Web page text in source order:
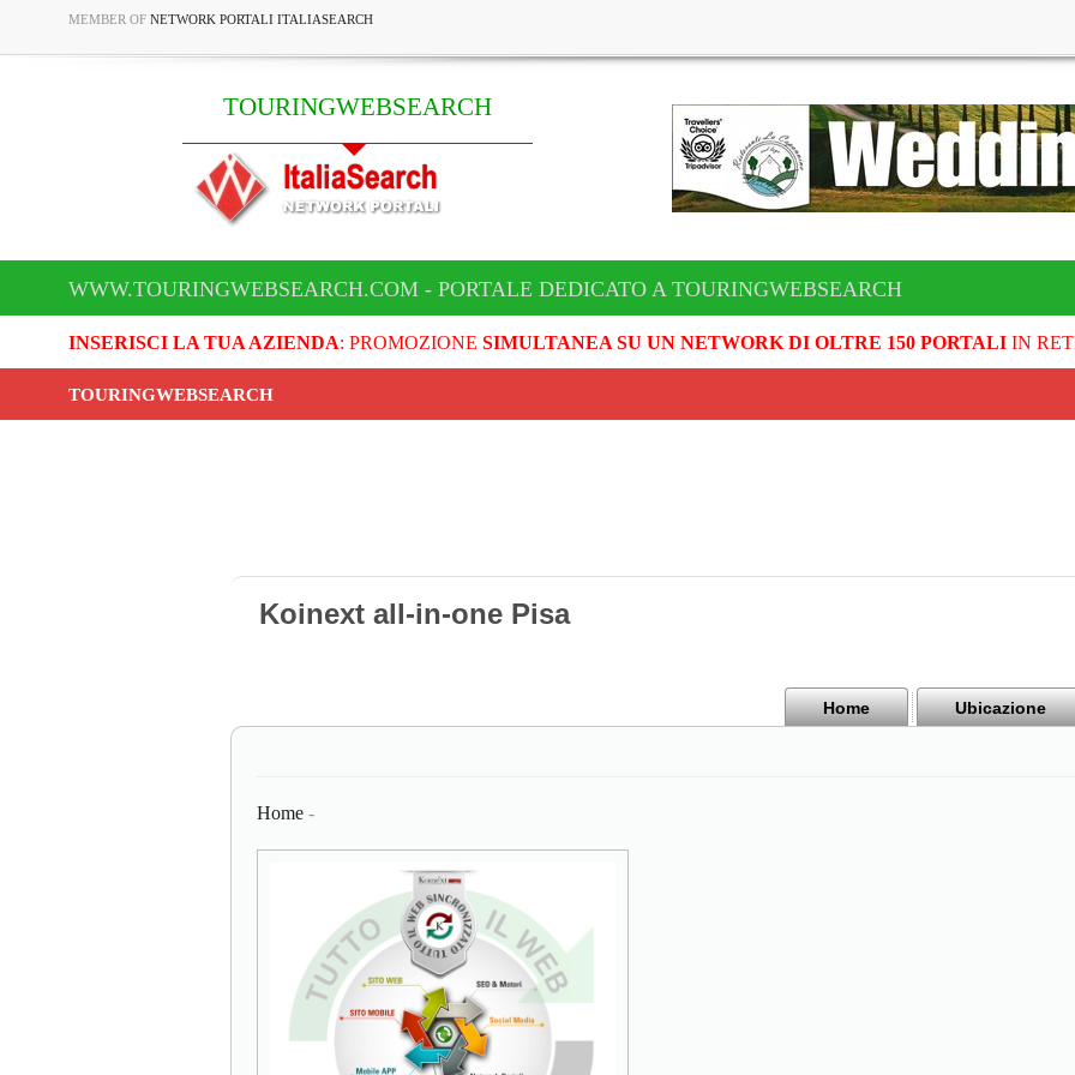
MEMBER OF NETWORK PORTALI ITALIASEARCH
TOURINGWEBSEARCH
WWW.TOURINGWEBSEARCH.COM - PORTALE DEDICATO A TOURINGWEBSEARCH
INSERISCI LA TUA AZIENDA: PROMOZIONE SIMULTANEA SU UN NETWORK DI OLTRE 150 PORTALIIN
TOURINGWEBSEARCH
Koinext all-in-one Pisa
Home Ubicazione
Home -